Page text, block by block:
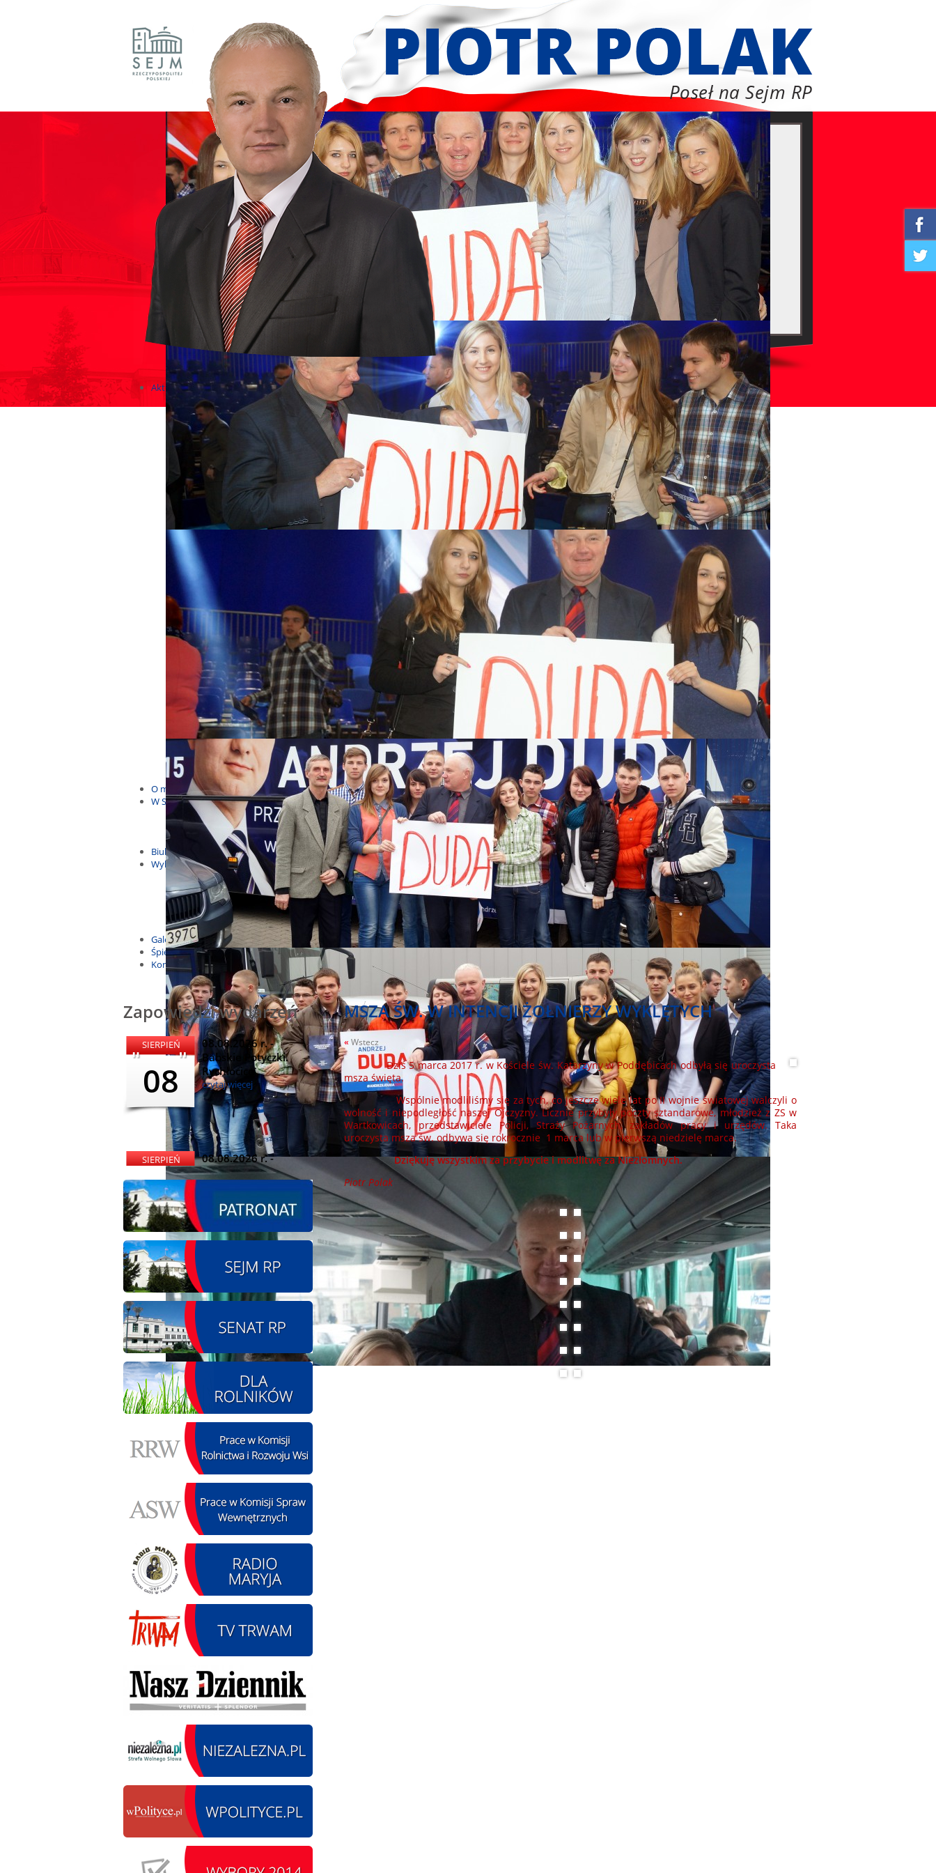
Poseł na Sejm RP
Aktualności
Zapowiedzi wydarzeń
KONKURSY 2020 - 2026
KOLONIE 2021 - 2026
Imprezy kulturalne - zaproszenia 2017
Różne
Konkursy 2017/2018
KONKURSY 2016/2017
KONKURSY 2015/2016
Konkursy 2014/2015
Wizyty w Parlamencie i Ministerstwach
Spotkania i debaty, PROTESTY, MARSZE
Debaty i spotkania 2017
Konkursy 2014
Różne
Praca w kampanii
Sejmowe
Budżet Obywatelski 2021
Dla dzieci i młodzieży
Msze, marsze i wiece
KOLONIE 2022
Wybory samorządowe 2018
Dożynki 2014
EUROWYBORY 2019
Debaty i spotkania 2016
Debaty i spotkania 2019
wybory
Kolonie Stegna 2020
Spotkanie w Bronowie
WYJAZDY
O mnie
W Sejmie
Patroni Roku 2016
Św. Jan Paweł II Patronem Roku 2015
10.04.2014 - Czwarta Roczniica Katastrofy Smoleńskiej
Biuletyny
Wybory
Wybory samorządowe
Wybory parlamentarne
Wybory do Parlamentu Europejskiego
Wybory prezydenckie 2020
Wybory 2014
Galeria
Śpiewnik
Kontakt
Zapowiedzi wydarzeń
SIERPIEŃ
08
08.08.2026 r. -
Babskie Potyczki.
Rychłocice
czytaj więcej
SIERPIEŃ
08
08.08.2026 r. -
Dożynki i
SIERPIEŃ
08
08.08.2026 r. - Piknik
integracyjny. Krępa
60 u Sołtysa
SIERPIEŃ
09
09.08.2026 r. -
Jubileusz OSP. Żerniki
czytaj więcej
SIERPIEŃ
12
12.08.2026 r. -
Oddanie drogi.
Kiełbasy
czytaj więcej
SIERPIEŃ
14
Kiernozkiego Dzika.
czytaj więcej
15
Wojska Polskiego.
Łódź
czytaj więcej
15.08.2026
MSZA ŚW. W INTENCJI ŻOŁNIERZY WYKLĘTYCH
« Wstecz
Dziś 5 marca 2017 r. w Kościele św. Katarzyny w Poddębicach odbyła się uroczysta
msza święta.
Wspólnie modliliśmy się za tych, co jeszcze wiele lat po II wojnie światowej walczyli o
wolność i niepodległość naszej Ojczyzny. Licznie przybyły poczty sztandarowe, młodzież z ZS w
Wartkowicach, przedstawiciele Policji, Straży Pożarnych, zakładów pracy i urzędów. Taka
uroczysta msza św. odbywa się rokrocznie 1 marca lub w pierwszą niedzielę marca.
Dziękuję wszystkim za przybycie i modlitwę za Niezłomnych.
Piotr Polak